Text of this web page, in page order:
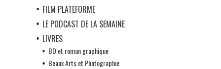
FILM PLATEFORME
LE PODCAST DE LA SEMAINE
LIVRES
BD et roman graphique
Beaux Arts et Photographie